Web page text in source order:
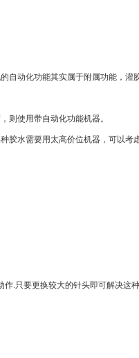
自动化功能其实属于附属功能，灌
则使用带自动化功能机器。
胶水需要用太高价位机器，可以考
.只要更换较大的针头即可解决这